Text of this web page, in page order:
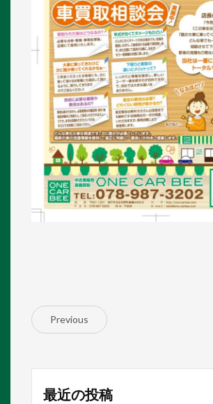
Previous
最近の投稿